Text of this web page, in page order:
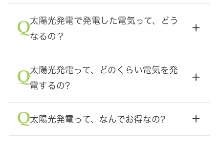
太陽光発電で発電した電気って、どう
なるの？
太陽光発電って、どのくらい電気を発
電するの?
太陽光発電って、なんでお得なの?